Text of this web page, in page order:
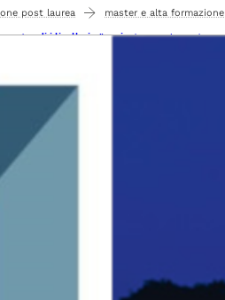
post laurea master e alta formazione
master di i livello in "project management -